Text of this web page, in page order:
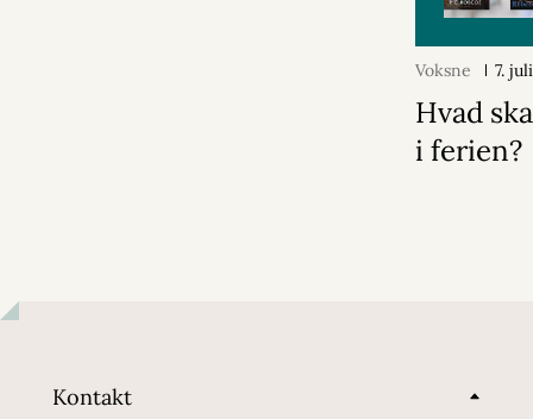
Voksne 7.
Hvad
i ferien?
Kontakt